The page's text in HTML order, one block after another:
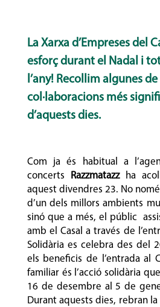
La Xarxa d’Empreses del
esforç durant el Nadal i
l’any! Recollim algunes de
col·laboracions més
d’aquests dies.
Com ja és habitual a
concerts
Razzmatazzha
aquest divendres 23. No
d’un dels millors ambients
sinó que a més, el públic
amb el Casal a través de
Solidària es celebra des del
els beneficis de l’entrada al
familiar és l’acció solidària
16 de desembre al 5 de
Durant aquests dies, rebran la